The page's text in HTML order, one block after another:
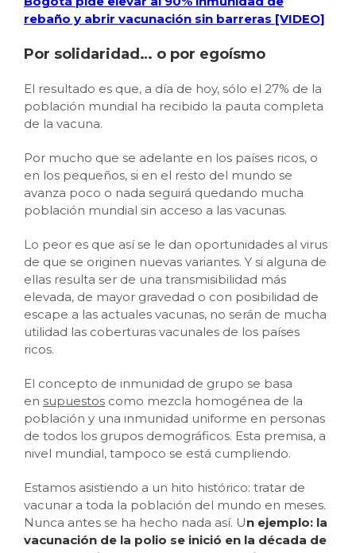
rebaño y abrir vacunación sin barreras [VIDEO]
Por solidaridad… o por egoísmo
El resultado es que, a día de hoy, sólo el 27% de la
población mundial ha recibido la pauta completa
de la vacuna.
Por mucho que se adelante en los países ricos, o
en los pequeños, si en el resto del mundo se
avanza poco o nada seguirá quedando mucha
población mundial sin acceso a las vacunas.
Lo peor es que así se le dan oportunidades al virus
de que se originen nuevas variantes. Y si alguna de
ellas resulta ser de una transmisibilidad más
elevada, de mayor gravedad o con posibilidad de
escape a las actuales vacunas, no serán de mucha
utilidad las coberturas vacunales de los países
ricos.
El concepto de inmunidad de grupo se basa
en supuestos como mezcla homogénea de la
población y una inmunidad uniforme en personas
de todos los grupos demográficos. Esta premisa, a
nivel mundial, tampoco se está cumpliendo.
Estamos asistiendo a un hito histórico: tratar de
vacunar a toda la población del mundo en meses.
Nunca antes se ha hecho nada así. Un ejemplo: la
vacunación de la polio se inició en la década de